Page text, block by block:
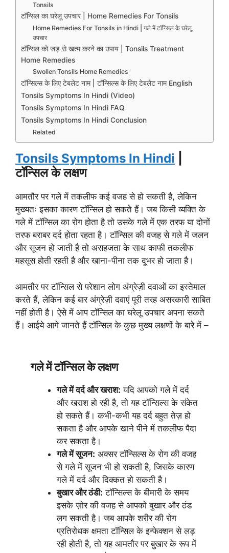
Tonsils
टॉन्सिल का घरेलू उपचार | Home Remedies For Tonsils
Home Remedies For Tonsils in Hindi | गले में टॉन्सिल के घरेलू
उपचार
टॉन्सिल को जड़ से खत्म करने का उपाय | Tonsils Treatment
Home Remedies
Swollen Tonsils Home Remedies
टॉन्सिल्स के लिए टेबलेट नाम | टॉन्सिल्स के लिए टेबलेट नाम English
Tonsils Symptoms In Hindi (Video)
Tonsils Symptoms In Hindi FAQ
Tonsils Symptoms In Hindi Conclusion
Related
Tonsils Symptoms In Hindi
टॉन्सिल के लक्षण
आमतौर पर गले में तकलीफ कई वजह से हो सकती है, लेकिन
मुख्यतः इसका कारण टॉन्सिल हो सकते हैं। जब किसी व्यक्ति के
गले में टॉन्सिल का रोग होता है तो उसके गले में एक तरफ या दोनों
तरफ बराबर दर्द होता रहता है। टॉन्सिल की वजह से गले में जलन
और सूजन हो जाती है तो असहजता के साथ काफी तकलीफ
महसूस होती रहती है और खाना-पीना तक दूभर हो जाता है।
आमतौर पर टॉन्सिल से परेशान लोग अंग्रेज़ी दवाओं का इस्तेमाल
करते हैं, लेकिन कई बार अंग्रेज़ी दवाएं पूरी तरह असरकारी साबित
नहीं होती है। ऐसे में आप टॉन्सिल का घरेलू उपचार अपना सकते
हैं। आईये आगे जानते हैं टॉन्सिल के कुछ मुख्य लक्षणों के बारे में –
गले में टॉन्सिल के लक्षण
गले में दर्द और खराश: यदि आपको गले में दर्द
और खराश हो रही है, तो यह टॉन्सिल्स के संकेत
हो सकते हैं। कभी-कभी यह दर्द बहुत तेज़ हो
सकता है और आपके खाने पीने में तकलीफ पैदा
कर सकता है।
गले में सूजन: अक्सर टॉन्सिल्स के रोग की वजह
से गले में सूजन भी हो सकती है, जिसके कारण
गले में दर्द और दिक्कत हो सकती है।
बुखार और ठंडी: टॉन्सिल्स के बीमारी के समय
इसके ज़ोर की वजह से आपको बुखार और ठंड
लग सकती है। जब आपके शरीर की रोग
प्रतिरोधक क्षमता टॉन्सिल के इन्फेक्शन से लड़
रही होती है, तो यह आमतौर पर बुखार के रूप में